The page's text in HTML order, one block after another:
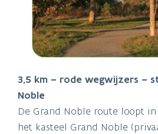
3,5 km – rode wegwijzers –
Noble
De Grand Noble route loopt
het kasteel Grand Noble